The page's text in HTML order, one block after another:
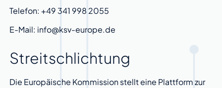
Telefon: +49 341 998 2055
E-Mail: info@ksv-europe.de
Streitschlichtung
Die Europäische Kommission stellt eine Plattform zur